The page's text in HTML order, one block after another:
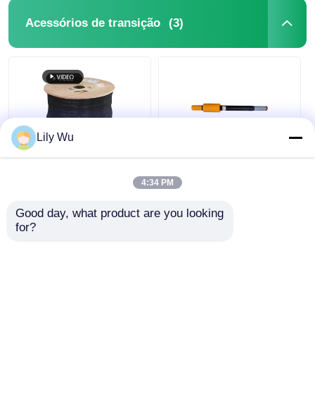
Acessórios de transição (3)
Essencial para
Detecção de
Tubulações Não
Melhor preço
acoplamento por
electrofusão de tubos
de aço PE
Melhor preço
Lily Wu
4:34 PM
Good day, what product are you looking
for?